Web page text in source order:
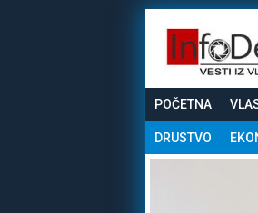
POČETNA
DRUSTVO